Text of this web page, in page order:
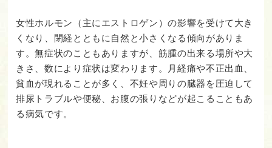
女性ホルモン（主にエストロゲン）の影響を受けて大き
くなり、閉経とともに自然と小さくなる傾向がありま
す。無症状のこともありますが、筋腫の出来る場所や大
きさ、数により症状は変わります。月経痛や不正出血、
貧血が現れることが多く、不妊や周りの臓器を圧迫して
排尿トラブルや便秘、お腹の張りなどが起こることもあ
る病気です。